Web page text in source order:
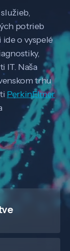
potrieb
ide o vyspelé
IT. Naša
trhu
PerkinElmer